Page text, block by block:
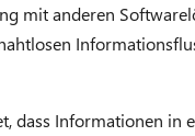
mit anderen
dass Informationen in